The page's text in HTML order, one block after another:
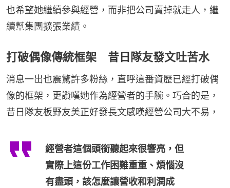
也希望她繼續參與經營，而非把公司賣掉就走人，繼
續幫集團擴張業績。
打破偶像傳統框架 昔日隊友發文吐苦水
消息一出也震驚許多粉絲，直呼這番資歷已經打破偶
像的框架，更讚嘆她作為經營者的手腕。巧合的是，
昔日隊友板野友美正好發長文感嘆經營公司大不易，
經營者這個頭銜聽起來很響亮，但
實際上這份工作困難重重、煩惱沒
有盡頭，該怎麼讓營收和利潤成